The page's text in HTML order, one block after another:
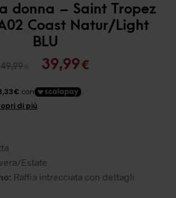
donna – Saint Tropez
Coast Natur/Light
BLU
49,99€
Il
originale
39,99€
Estate
Raffia intrecciata con dettagli